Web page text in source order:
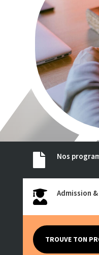
 Nos
 Admission
TROUVE TON